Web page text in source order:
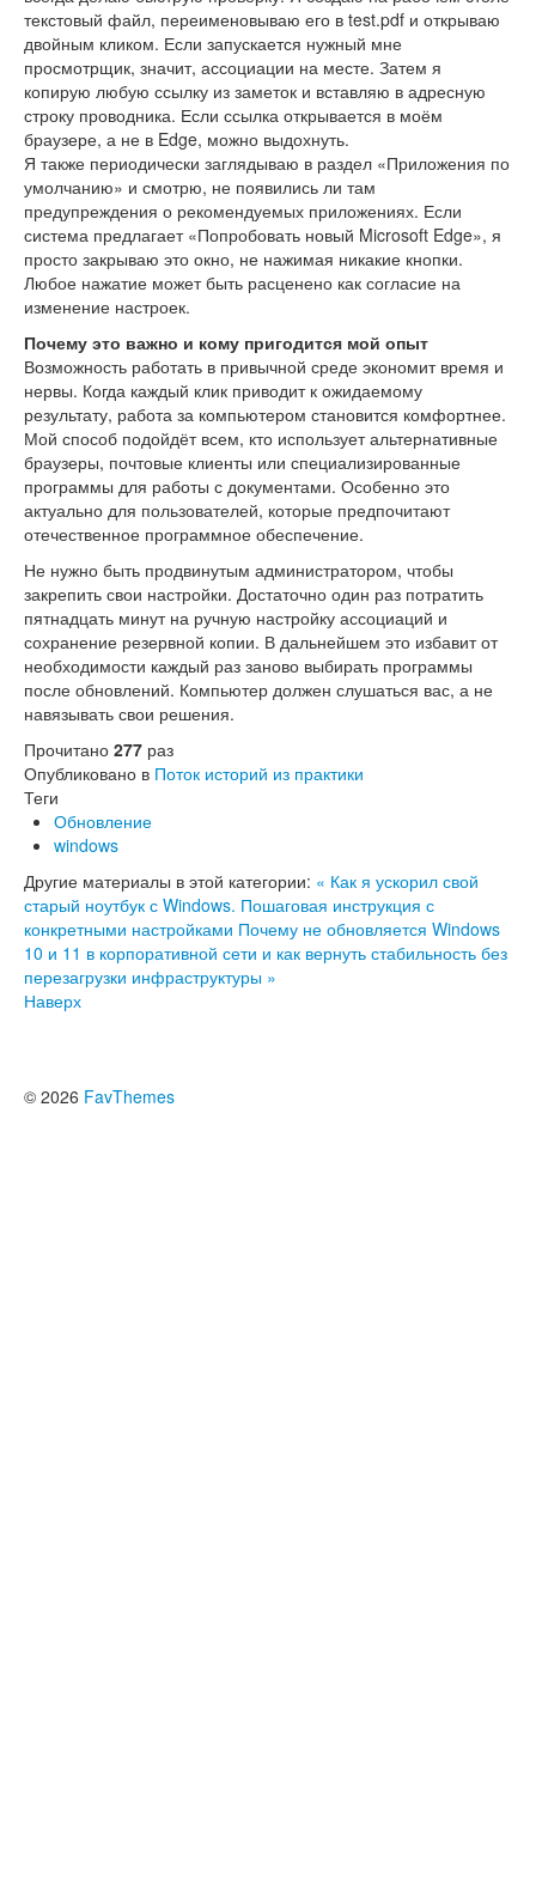
текстовый файл, переименовываю его в test.pdf и открываю
двойным кликом. Если запускается нужный мне
просмотрщик, значит, ассоциации на месте. Затем я
копирую любую ссылку из заметок и вставляю в адресную
строку проводника. Если ссылка открывается в моём
браузере, а не в Edge, можно выдохнуть.
Я также периодически заглядываю в раздел «Приложения по
умолчанию» и смотрю, не появились ли там
предупреждения о рекомендуемых приложениях. Если
система предлагает «Попробовать новый Microsoft Edge», я
просто закрываю это окно, не нажимая никакие кнопки.
Любое нажатие может быть расценено как согласие на
изменение настроек.
Почему это важно и кому пригодится мой опыт
Возможность работать в привычной среде экономит время и
нервы. Когда каждый клик приводит к ожидаемому
результату, работа за компьютером становится комфортнее.
Мой способ подойдёт всем, кто использует альтернативные
браузеры, почтовые клиенты или специализированные
программы для работы с документами. Особенно это
актуально для пользователей, которые предпочитают
отечественное программное обеспечение.
Не нужно быть продвинутым администратором, чтобы
закрепить свои настройки. Достаточно один раз потратить
пятнадцать минут на ручную настройку ассоциаций и
сохранение резервной копии. В дальнейшем это избавит от
необходимости каждый раз заново выбирать программы
после обновлений. Компьютер должен слушаться вас, а не
навязывать свои решения.
Прочитано 277 раз
Опубликовано в Поток историй из практики
Теги
Обновление
windows
Другие материалы в этой категории: « Как я ускорил свой
старый ноутбук с Windows. Пошаговая инструкция с
конкретными настройками Почему не обновляется Windows
10 и 11 в корпоративной сети и как вернуть стабильность без
перезагрузки инфраструктуры »
Наверх
© 2026 FavThemes